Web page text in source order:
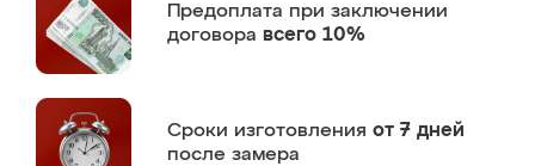
Предоплата при заключении
договора всего 10%
Сроки изготовления от 7 дней
после замера